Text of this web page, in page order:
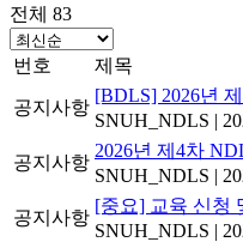
전체 83
번호 제목
공지사항
[BDLS] 2026년
SNUH_NDLS |
공지사항
2026년 제4차
SNUH_NDLS |
공지사항
[중요] 교육 신청
SNUH_NDLS |